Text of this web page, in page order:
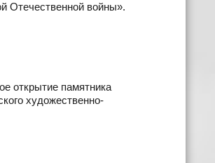
Отечественной войны».
открытие памятника
художественно-